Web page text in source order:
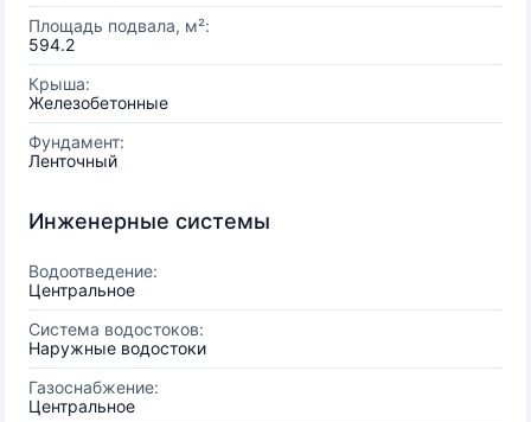
Площадь подвала, м²:
594.2
Крыша:
Железобетонные
Фундамент:
Ленточный
Инженерные системы
Водоотведение:
Центральное
Система водостоков:
Наружные водостоки
Газоснабжение:
Центральное